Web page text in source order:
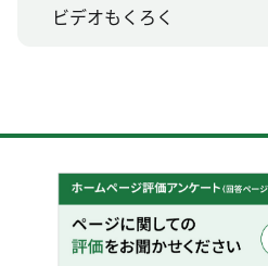
ビデオもくろく